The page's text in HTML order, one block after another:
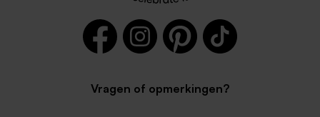
Vragen of opmerkingen?